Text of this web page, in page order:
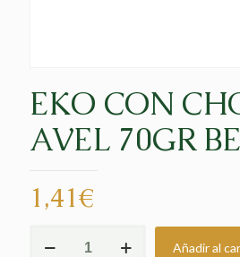
EKO CON
AVEL 70GR
1,41€
CON
Añadir al